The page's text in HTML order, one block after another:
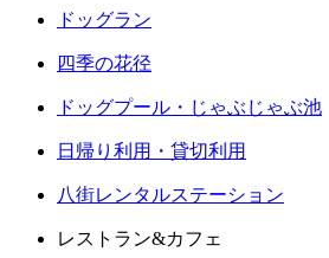
ドッグラン
四季の花径
ドッグプール・じゃぶじゃぶ池
日帰り利用・貸切利用
八街レンタルステーション
レストラン&カフェ